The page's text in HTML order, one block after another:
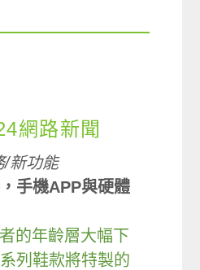
網路新聞
/新功能
手機APP與硬體
的年齡層大幅下
列鞋款將特製的